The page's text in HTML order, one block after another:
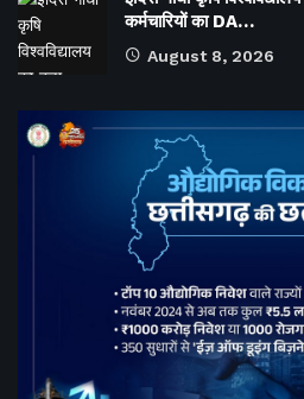
कर्मचारियों का DA…
August 8, 2026